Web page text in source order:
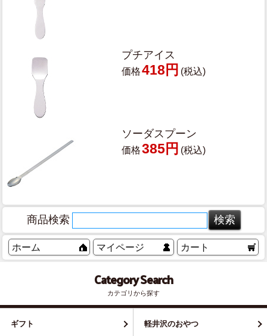
プチアイス
価格418円 (税込)
ソーダスプーン
価格385円 (税込)
商品検索
ホーム マイページ カート
Category Search
カテゴリから探す
ギフト 軽井沢のおやつ